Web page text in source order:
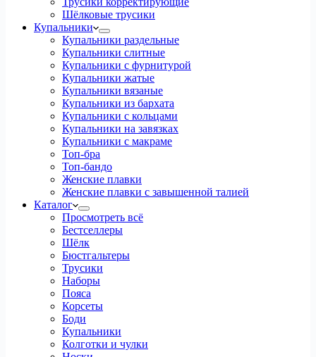
Шёлковые трусики
Купальники
Купальники раздельные
Купальники слитные
Купальники с фурнитурой
Купальники жатые
Купальники вязаные
Купальники из бархата
Купальники с кольцами
Купальники на завязках
Купальники с макраме
Топ-бра
Топ-бандо
Женские плавки
Женские плавки с завышенной талией
Каталог
Просмотреть всё
Бестселлеры
Шёлк
Бюстгальтеры
Трусики
Наборы
Пояса
Корсеты
Боди
Купальники
Колготки и чулки